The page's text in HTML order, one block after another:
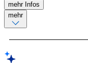
mehr Infos
mehr